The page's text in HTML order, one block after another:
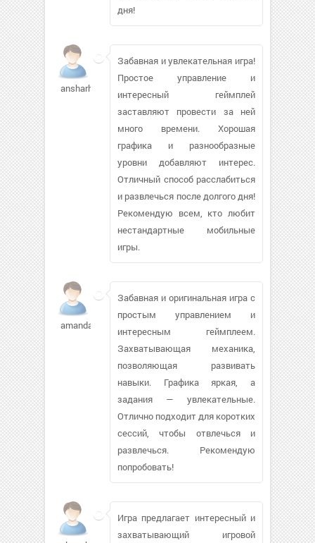
дня!
ansharhkat441
Забавная и увлекательная игра!
Простое управление и
интересный геймплей
заставляют провести за ней
много времени. Хорошая
графика и разнообразные
уровни добавляют интерес.
Отличный способ расслабиться
и развлечься после долгого дня!
Рекомендую всем, кто любит
нестандартные мобильные
игры.
amanda983993
Забавная и оригинальная игра с
простым управлением и
интересным геймплеем.
Захватывающая механика,
позволяющая развивать
навыки. Графика яркая, а
задания — увлекательные.
Отлично подходит для коротких
сессий, чтобы отвлечься и
развлечься. Рекомендую
попробовать!
Игра предлагает интересный и
захватывающий игровой